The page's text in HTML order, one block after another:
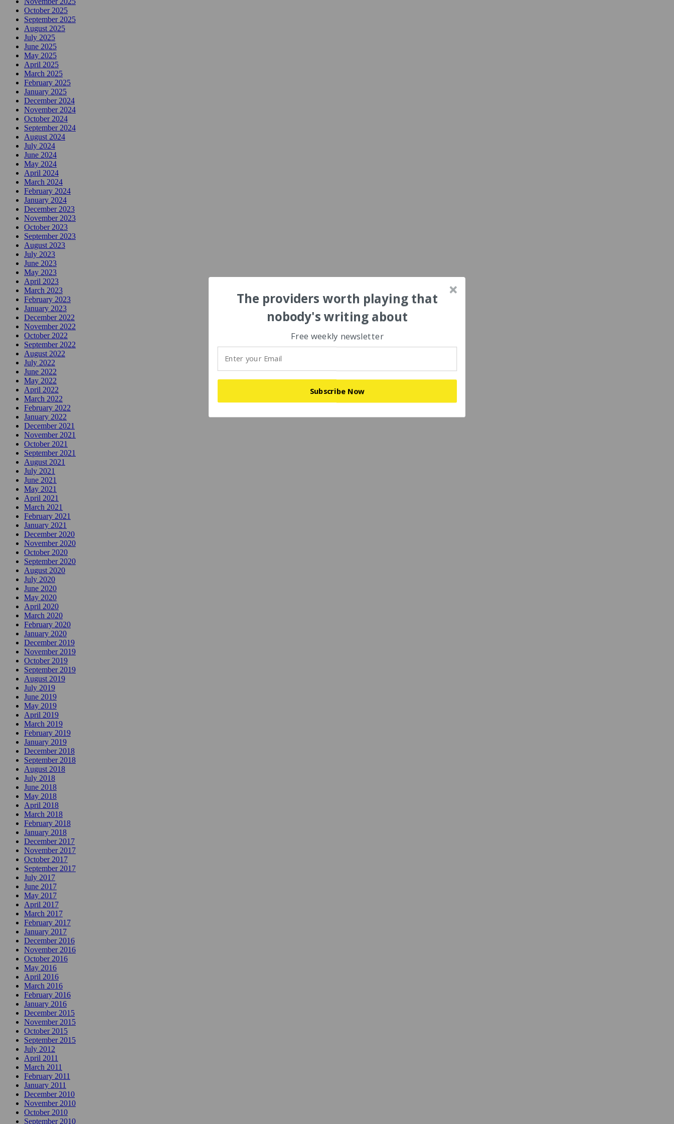
October 2025
September 2025
August 2025
July 2025
June 2025
May 2025
April 2025
March 2025
February 2025
January 2025
December 2024
November 2024
October 2024
September 2024
August 2024
July 2024
June 2024
May 2024
April 2024
March 2024
February 2024
January 2024
December 2023
November 2023
October 2023
September 2023
August 2023
July 2023
June 2023
May 2023
April 2023
March 2023
February 2023
January 2023
December 2022
November 2022
October 2022
September 2022
August 2022
July 2022
June 2022
May 2022
April 2022
March 2022
February 2022
January 2022
December 2021
November 2021
October 2021
September 2021
August 2021
July 2021
June 2021
May 2021
April 2021
March 2021
February 2021
January 2021
December 2020
November 2020
October 2020
September 2020
August 2020
July 2020
June 2020
May 2020
April 2020
March 2020
February 2020
January 2020
December 2019
November 2019
October 2019
September 2019
August 2019
July 2019
June 2019
May 2019
April 2019
March 2019
February 2019
January 2019
December 2018
September 2018
August 2018
July 2018
June 2018
May 2018
April 2018
March 2018
February 2018
January 2018
December 2017
November 2017
October 2017
September 2017
July 2017
June 2017
May 2017
April 2017
March 2017
February 2017
January 2017
December 2016
November 2016
October 2016
May 2016
April 2016
March 2016
February 2016
January 2016
December 2015
November 2015
October 2015
September 2015
July 2012
April 2011
March 2011
February 2011
January 2011
December 2010
November 2010
October 2010
September 2010
The providers worth playing that
nobody's writing about
Subscribe Now
Free weekly newsletter